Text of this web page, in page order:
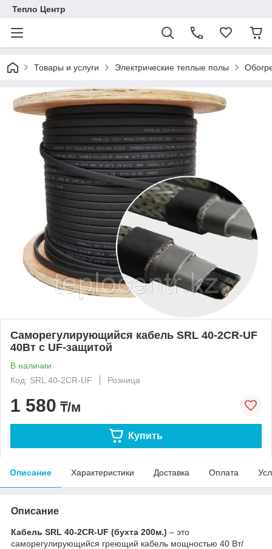
Тепло Центр
Товары и услуги Электрические теплые полы
Саморегулирующийся кабель SRL 40-2CR-UF
40Вт с UF-защитой
В наличии
Код: SRL 40-2CR-UF
Розница
1 580 ₸/м
Купить
Описание Характеристики Доставка Оплата
Описание
Кабель SRL 40-2CR-UF (бухта 200м.) – это
саморегулирующийся греющий кабель мощностью 40 Вт/